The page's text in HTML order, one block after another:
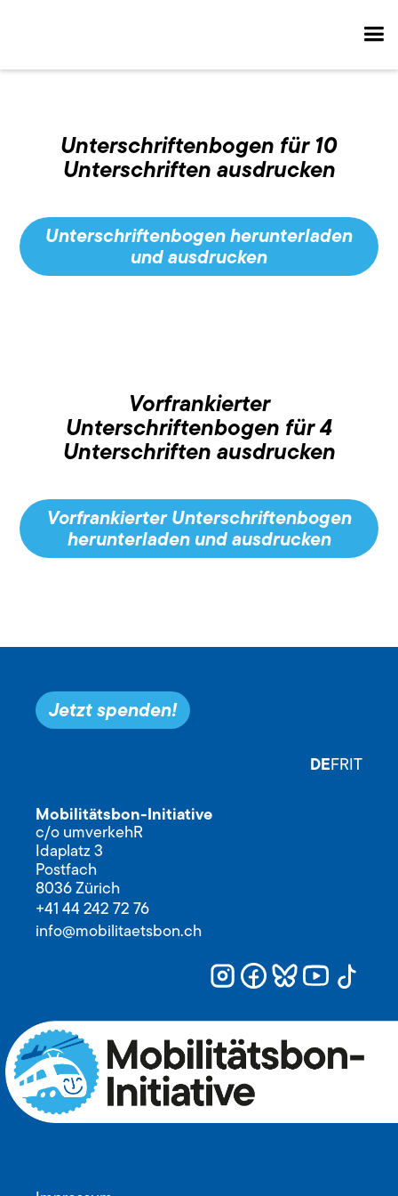
Unterschriftenbogen für 10
Unterschriften ausdrucken
Unterschriftenbogen herunterladen
und ausdrucken
Vorfrankierter
Unterschriftenbogen für 4
Unterschriften ausdrucken
Vorfrankierter Unterschriftenbogen
herunterladen und ausdrucken
Jetzt spenden!
DEFRIT
Mobilitätsbon-Initiative
c/o umverkehR
Idaplatz 3
Postfach
8036 Zürich
+41 44 242 72 76
info@mobilitaetsbon.ch